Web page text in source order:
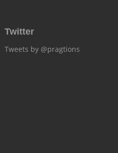
Twitter
Tweets by @pragtions